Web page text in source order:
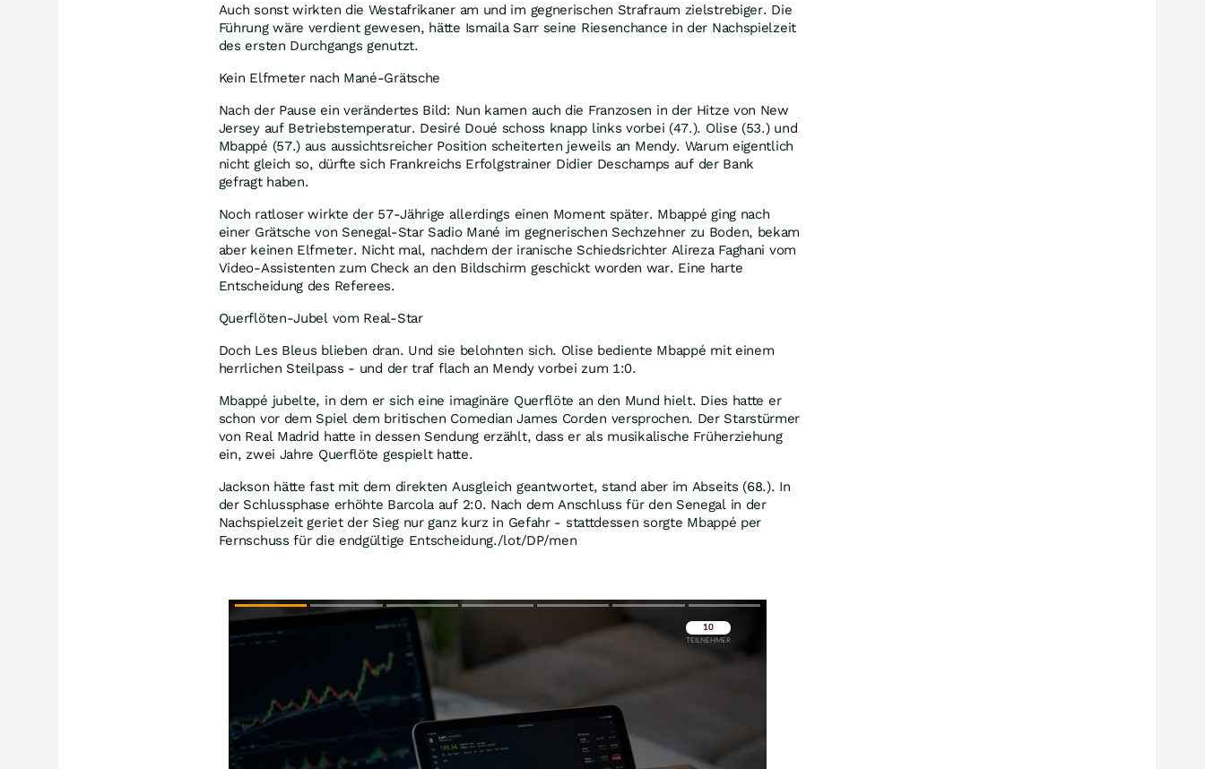
Auch sonst wirkten die Westafrikaner am und im gegnerischen Strafraum zielstrebiger. Die
Führung wäre verdient gewesen, hätte Ismaila Sarr seine Riesenchance in der Nachspielzeit
des ersten Durchgangs genutzt.
Kein Elfmeter nach Mané-Grätsche
Nach der Pause ein verändertes Bild: Nun kamen auch die Franzosen in der Hitze von New
Jersey auf Betriebstemperatur. Desiré Doué schoss knapp links vorbei (47.). Olise (53.) und
Mbappé (57.) aus aussichtsreicher Position scheiterten jeweils an Mendy. Warum eigentlich
nicht gleich so, dürfte sich Frankreichs Erfolgstrainer Didier Deschamps auf der Bank
gefragt haben.
Noch ratloser wirkte der 57-Jährige allerdings einen Moment später. Mbappé ging nach
einer Grätsche von Senegal-Star Sadio Mané im gegnerischen Sechzehner zu Boden, bekam
aber keinen Elfmeter. Nicht mal, nachdem der iranische Schiedsrichter Alireza Faghani vom
Video-Assistenten zum Check an den Bildschirm geschickt worden war. Eine harte
Entscheidung des Referees.
Querflöten-Jubel vom Real-Star
Doch Les Bleus blieben dran. Und sie belohnten sich. Olise bediente Mbappé mit einem
herrlichen Steilpass - und der traf flach an Mendy vorbei zum 1:0.
Mbappé jubelte, in dem er sich eine imaginäre Querflöte an den Mund hielt. Dies hatte er
schon vor dem Spiel dem britischen Comedian James Corden versprochen. Der Starstürmer
von Real Madrid hatte in dessen Sendung erzählt, dass er als musikalische Früherziehung
ein, zwei Jahre Querflöte gespielt hatte.
Jackson hätte fast mit dem direkten Ausgleich geantwortet, stand aber im Abseits (68.). In
der Schlussphase erhöhte Barcola auf 2:0. Nach dem Anschluss für den Senegal in der
Nachspielzeit geriet der Sieg nur ganz kurz in Gefahr - stattdessen sorgte Mbappé per
Fernschuss für die endgültige Entscheidung./lot/DP/men